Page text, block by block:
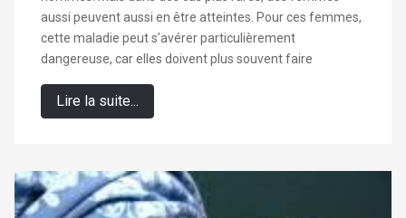
aussi peuvent aussi en être atteintes. Pour ces femmes,
cette maladie peut s’avérer particulièrement
dangereuse, car elles doivent plus souvent faire
Lire la suite...